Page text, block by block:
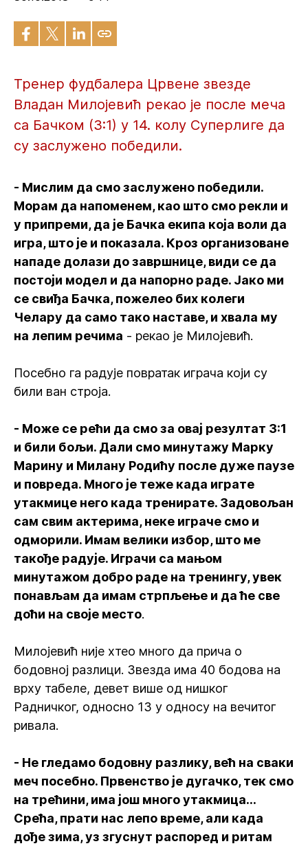
Тренер фудбалера Црвене звезде
Владан Милојевић рекао је после меча
са Бачком (3:1) у 14. колу Суперлиге да
су заслужено победили.
- Мислим да смо заслужено победили.
Морам да напоменем, као што смо рекли и
у припреми, да је Бачка екипа која воли да
игра, што је и показала. Кроз организоване
нападе долази до завршнице, види се да
постоји модел и да напорно раде. Јако ми
се свиђа Бачка, пожелео бих колеги
Челару да само тако наставе, и хвала му
на лепим речима - рекао је Милојевић.
Посебно га радује повратак играча који су
били ван строја.
- Може се рећи да смо за овај резултат 3:1
и били бољи. Дали смо минутажу Марку
Марину и Милану Родићу после дуже паузе
и повреда. Много је теже када играте
утакмице него када тренирате. Задовољан
сам свим актерима, неке играче смо и
одморили. Имам велики избор, што ме
такође радује. Играчи са мањом
минутажом добро раде на тренингу, увек
понављам да имам стрпљење и да ће све
доћи на своје место.
Милојевић није хтео много да прича о
бодовној разлици. Звезда има 40 бодова на
врху табеле, девет више од нишког
Радничког, односно 13 у односу на вечитог
ривала.
- Не гледамо бодовну разлику, већ на сваки
меч посебно. Првенство је дугачко, тек смо
на трећини, има још много утакмица...
Срећа, прати нас лепо време, али када
дође зима, уз згуснут распоред и ритам